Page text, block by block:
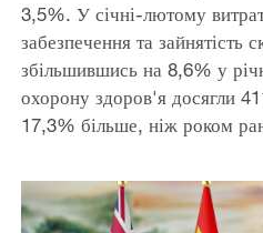
3,5%. У січні-лютому
забезпечення та зайнятість
збільшившись на 8,6% у
охорону здоров'я досягли
17,3% більше, ніж роком